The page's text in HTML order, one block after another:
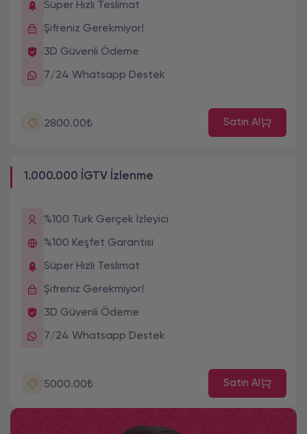
Süper Hızlı Teslimat
Şifreniz Gerekmiyor!
3D Güvenli Ödeme
7/24 Whatsapp Destek
2800.00₺ Satın Al
1.000.000 İGTV İzlenme
%100 Türk Gerçek İzleyici
%100 Keşfet Garantisi
Süper Hızlı Teslimat
Şifreniz Gerekmiyor!
3D Güvenli Ödeme
7/24 Whatsapp Destek
5000.00₺ Satın Al